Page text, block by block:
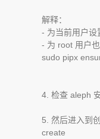
解释：
- 为当前用户设
- 为 root 用户
sudo pipx
4. 检查 aleph
5. 然后进入到
create